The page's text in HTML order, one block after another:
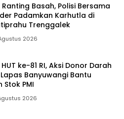
Basah, Polisi Bersama
Padamkan Karhutla di
Trenggalek
2026
ke-81 RI, Aksi Donor Darah
Banyuwangi Bantu
Stok PMI
2026